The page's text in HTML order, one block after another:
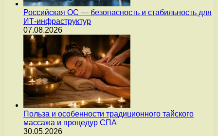
Российская ОС — безопасность и стабильность для
ИТ-инфраструктур
07.08.2026
Польза и особенности традиционного тайского
массажа и процедур СПА
30.05.2026